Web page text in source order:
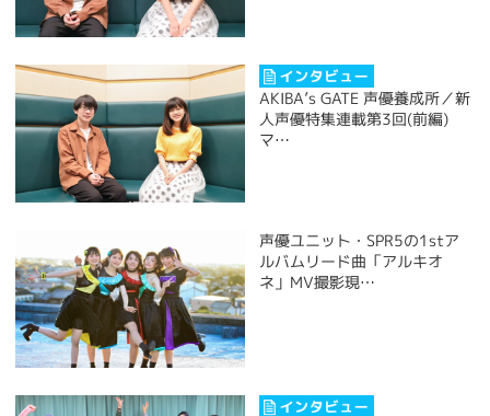
AKIBA’s GATE 声優養成所／新
人声優特集連載第3回(前編)
マ…
声優ユニット・SPR5の1stア
ルバムリード曲「アルキオ
ネ」MV撮影現…